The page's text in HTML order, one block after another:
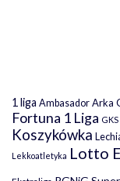
1 liga Ambasador Arka
Fortuna 1 Liga
Koszykówka
Lekkoatletyka Lotto